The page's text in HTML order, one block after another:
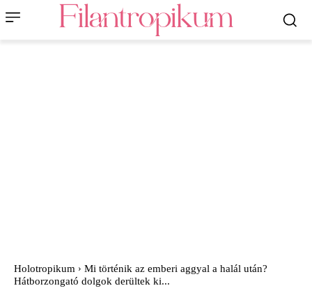
Holotropikum
Mi történik az emberi aggyal a halál után?
Hátborzongató dolgok derültek ki...